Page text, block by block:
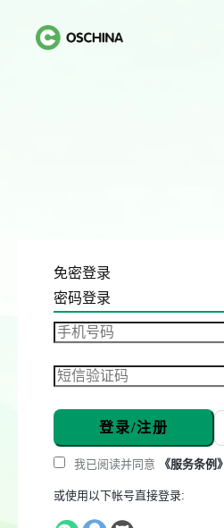
免密登录
密码登录
登录/注册
我已阅读并同意 《服务条例》
或使用以下帐号直接登录: